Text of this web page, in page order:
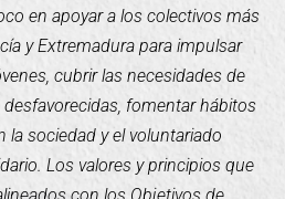
en apoyar a los colectivos más
y Extremadura para impulsar
cubrir las necesidades de
fomentar hábitos
la sociedad y el voluntariado
Los valores y principios que